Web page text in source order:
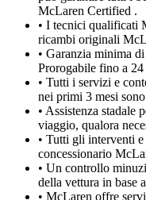
McLaren Certified .
• I tecnici qualificati
ricambi originali
• Garanzia minima
Prorogabile fino a
• Tutti i servizi e
nei primi 3 mesi
• Assistenza stadale
viaggio, qualora
• Tutti gli interventi
concessionario
• Un controllo
della vettura in base
• McLaren offre